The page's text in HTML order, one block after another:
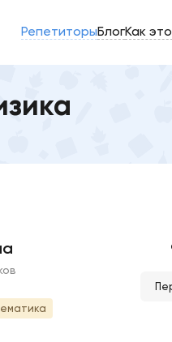
РепетиторыБлогКак